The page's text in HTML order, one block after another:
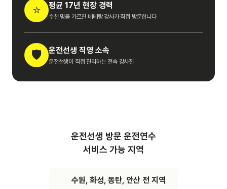
⭐ 평균 17년 현장 경력
수천 명을 가르친 베테랑 강사가 직접 방문합니다
🛡️ 운전선생 직영 소속
운전선생이 직접 관리하는 전속 강사진
운전선생 방문 운전연수
서비스 가능 지역
수원, 화성, 동탄, 안산 전 지역